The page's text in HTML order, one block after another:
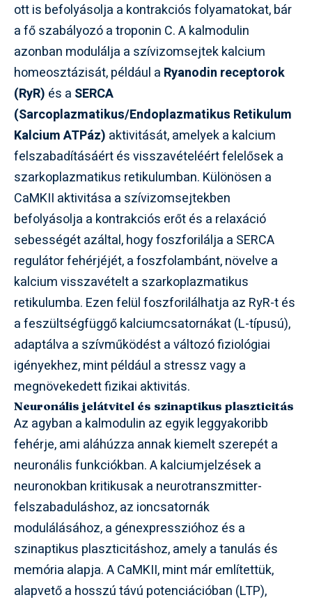
ott is befolyásolja a kontrakciós folyamatokat, bár
a fő szabályozó a troponin C. A kalmodulin
azonban modulálja a szívizomsejtek kalcium
homeosztázisát, például a Ryanodin receptorok
(RyR) és a SERCA
(Sarcoplazmatikus/Endoplazmatikus Retikulum
Kalcium ATPáz) aktivitását, amelyek a kalcium
felszabadításáért és visszavételéért felelősek a
szarkoplazmatikus retikulumban. Különösen a
CaMKII aktivitása a szívizomsejtekben
befolyásolja a kontrakciós erőt és a relaxáció
sebességét azáltal, hogy foszforilálja a SERCA
regulátor fehérjéjét, a foszfolambánt, növelve a
kalcium visszavételt a szarkoplazmatikus
retikulumba. Ezen felül foszforilálhatja az RyR-t és
a feszültségfüggő kalciumcsatornákat (L-típusú),
adaptálva a szívműködést a változó fiziológiai
igényekhez, mint például a stressz vagy a
megnövekedett fizikai aktivitás.
Neuronális jelátvitel és szinaptikus plaszticitás
Az agyban a kalmodulin az egyik leggyakoribb
fehérje, ami aláhúzza annak kiemelt szerepét a
neuronális funkciókban. A kalciumjelzések a
neuronokban kritikusak a neurotranszmitter-
felszabaduláshoz, az ioncsatornák
modulálásához, a génexpresszióhoz és a
szinaptikus plaszticitáshoz, amely a tanulás és
memória alapja. A CaMKII, mint már említettük,
alapvető a hosszú távú potenciációban (LTP),